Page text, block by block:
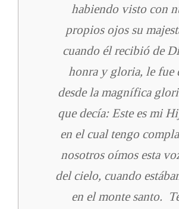
habiendo visto con
propios ojos su
cuando él recibió de
honra y gloria, le fue
desde la magnífica
que decía: Este es mi
en el cual tengo
nosotros oímos esta
del cielo, cuando
en el monte santo.